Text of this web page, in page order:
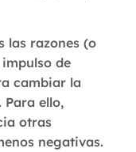
las razones (o
de
cambiar la
Para ello,
otras
negativas.